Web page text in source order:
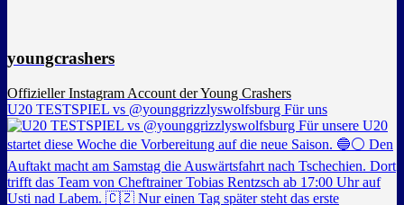
youngcrashers
Offizieller Instagram Account der Young Crashers
U20 TESTSPIEL vs @younggrizzlyswolfsburg Für uns